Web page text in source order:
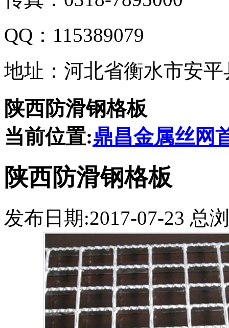
QQ：115389079
地址：河北省衡水市安
陕西防滑钢格板
当前位置:鼎昌金属丝网
陕西防滑钢格板
发布日期:2017-07-23 总